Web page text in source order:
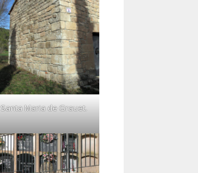
Santa Maria de Grauet.